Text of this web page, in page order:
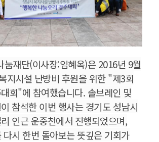
눔재단(이사장:임혜옥)은 2016년 9월
지시설 난방비 후원을 위한 "제3회
회"에 참여했습니다. 솔브레인 및
참석한 이번 행사는 경기도 성남시
인근 운중천에서 진행되었으며,
다시 한번 돌아보는 뜻깊은 기회가